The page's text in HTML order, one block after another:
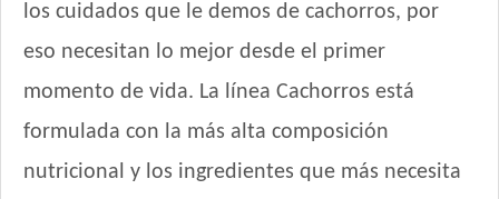
HOP! Perro Cachorro Mediano y Grande
HOP! Perro Cachorro Pequeño
Handler Perro Cachorro
Iron Pet Perro Cachorro
Jaspe Premium Perro Cachorro
los cuidados que le demos de cachorros, por
eso necesitan lo mejor desde el primer
momento de vida. La línea Cachorros está
formulada con la más alta composición
nutricional y los ingredientes que más necesita